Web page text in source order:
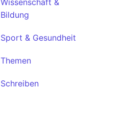
Bildung
Sport & Gesundheit
Themen
Schreiben